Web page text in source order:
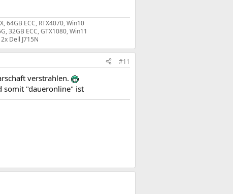
64GB ECC, RTX4070, Win10
32GB ECC, GTX1080, Win11
Dell J715N
#11
verstrahlen.
somit "daueronline" ist